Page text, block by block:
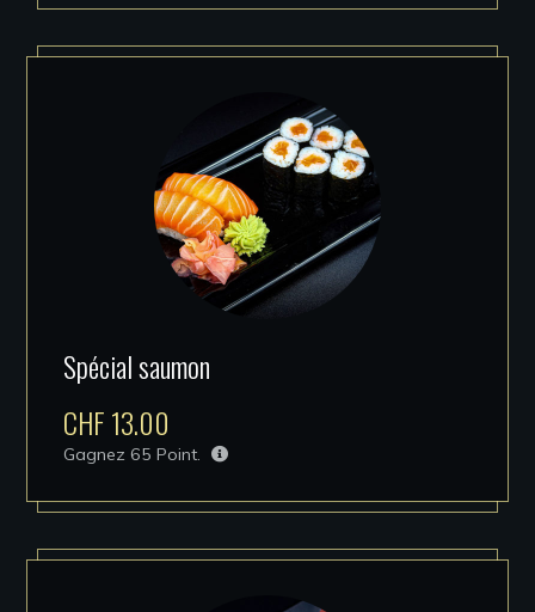
Spécial saumon
CHF13.00
Gagnez65 Point.